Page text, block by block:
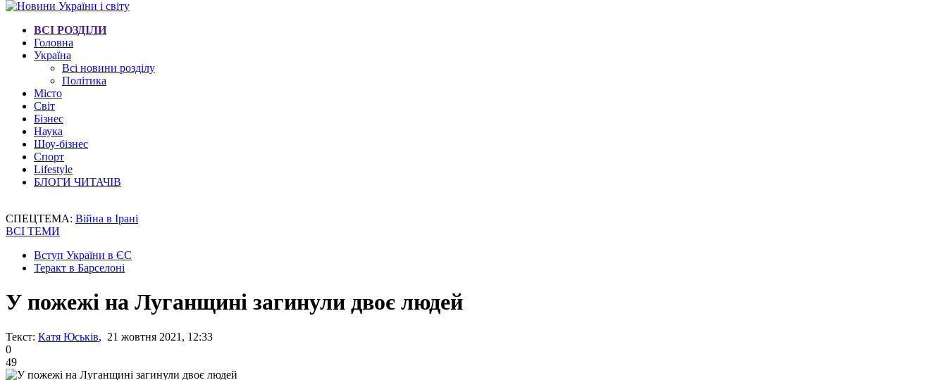
ВСІ РОЗДІЛИ
Головна
Україна
Всі новини розділу
Політика
Місто
Світ
Бізнес
Наука
Шоу-бізнес
Спорт
Lifestyle
БЛОГИ ЧИТАЧІВ
СПЕЦТЕМА: Війна в Ірані
ВСІ ТЕМИ
Вступ України в ЄС
Теракт в Барселоні
У пожежі на Луганщині загинули двоє людей
Текст: Катя Юськів, 21 жовтня 2021, 12:33
0
49